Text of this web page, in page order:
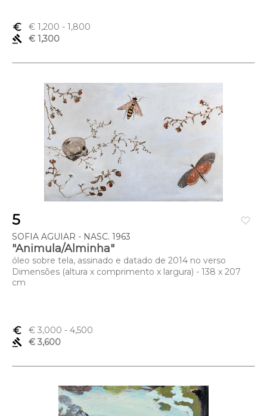
euro_symbol € 1,200 - 1,800
gavel
€ 1,300
favorite_border
5
SOFIA AGUIAR - NASC. 1963
"Animula/Alminha"
óleo sobre tela, assinado e datado de 2014 no verso
Dimensões (altura x comprimento x largura) - 138 x 207
cm
euro_symbol € 3,000 - 4,500
gavel
€ 3,600